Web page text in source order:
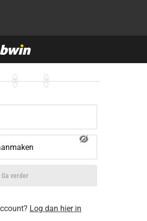
2 3
Ga verder
Log dan hier in